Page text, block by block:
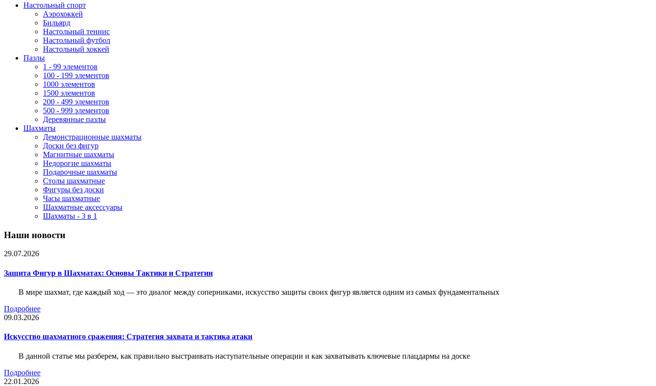
Настольный спорт
Аэрохоккей
Бильярд
Настольный теннис
Настольный футбол
Настольный хоккей
Пазлы
1 - 99 элементов
100 - 199 элементов
1000 элементов
1500 элементов
200 - 499 элементов
500 - 999 элементов
Деревянные пазлы
Шахматы
Демонстрационные шахматы
Доски без фигур
Магнитные шахматы
Недорогие шахматы
Подарочные шахматы
Столы шахматные
Фигуры без доски
Часы шахматные
Шахматные аксессуары
Шахматы - 3 в 1
Наши новости
29.07.2026
Защита Фигур в Шахматах: Основы Тактики и Стратегии
В мире шахмат, где каждый ход — это диалог между соперниками, искусство защиты своих фигур является одним из самых фундаментальных
Подробнее
09.03.2026
Искусство шахматного сражения: Стратегия захвата и тактика атаки
В данной статье мы разберем, как правильно выстраивать наступательные операции и как захватывать ключевые плацдармы на доске
Подробнее
22.01.2026